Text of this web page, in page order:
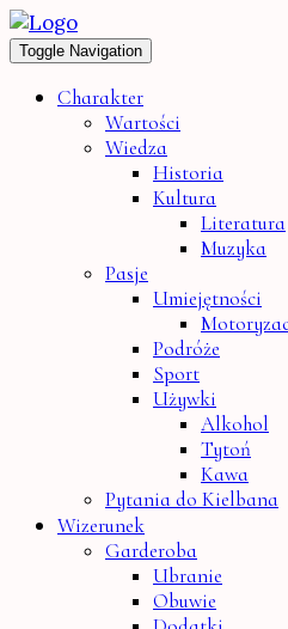
Toggle Navigation
Charakter
Wartości
Wiedza
Historia
Kultura
Literatura
Muzyka
Pasje
Umiejętności
Podróże
Sport
Używki
Alkohol
Tytoń
Kawa
Pytania do Kielbana
Wizerunek
Garderoba
Ubranie
Obuwie